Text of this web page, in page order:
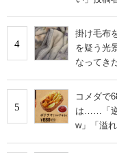
4
掛け毛布
を疑う光
なってき
5
コメダで
は……「逆
w」「溢